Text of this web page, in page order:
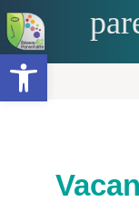
Ouvrir la barre d’outils